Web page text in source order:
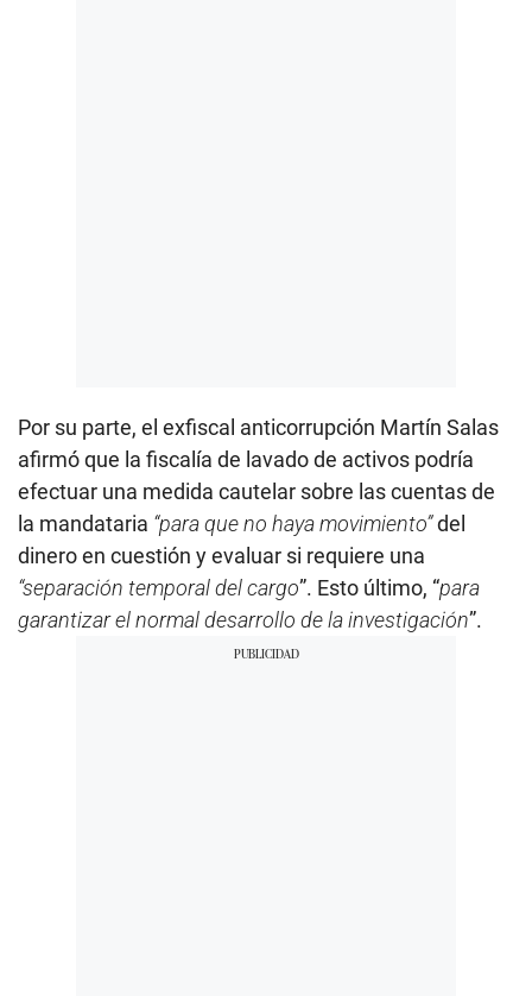
Por su parte, el exfiscal anticorrupción Martín Salas
afirmó que la fiscalía de lavado de activos podría
efectuar una medida cautelar sobre las cuentas de
la mandataria “para que no haya movimiento”del
dinero en cuestión y evaluar si requiere una
“separación temporal del cargo”. Esto último, “para
garantizar el normal desarrollo de la investigación”.